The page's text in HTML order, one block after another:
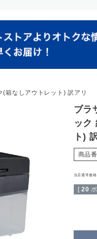
箱なしアウトレット) 訳アリ
ブラ
ック
ト)
商品
当店通常価格
[ 20